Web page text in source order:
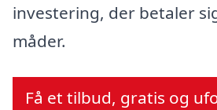
investering, der betaler
måder.
Få et tilbud, gratis og